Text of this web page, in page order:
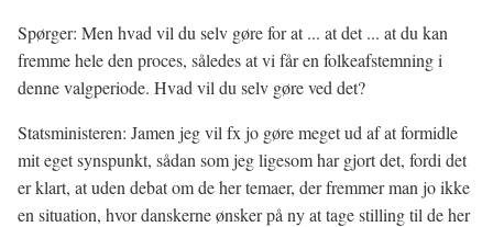
Spørger: Men hvad vil du selv gøre for at ... at det ... at du kan
fremme hele den proces, således at vi får en folkeafstemning i
denne valgperiode. Hvad vil du selv gøre ved det?
Statsministeren: Jamen jeg vil fx jo gøre meget ud af at formidle
mit eget synspunkt, sådan som jeg ligesom har gjort det, fordi det
er klart, at uden debat om de her temaer, der fremmer man jo ikke
en situation, hvor danskerne ønsker på ny at tage stilling til de her